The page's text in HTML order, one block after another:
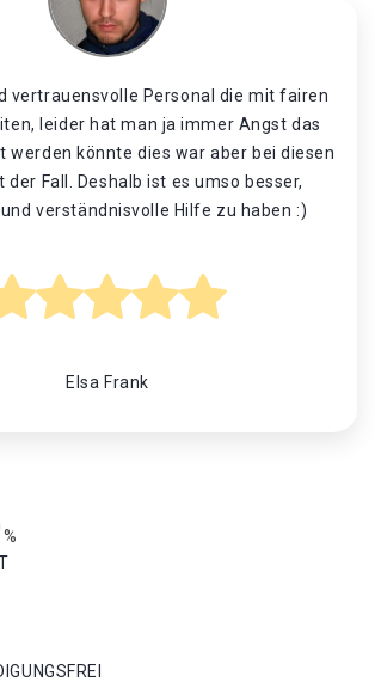
vertrauensvolle Personal die mit fairen
leider hat man ja immer Angst das
werden könnte dies war aber bei diesen
der Fall. Deshalb ist es umso besser,
verständnisvolle Hilfe zu haben :)
Elsa Frank
%